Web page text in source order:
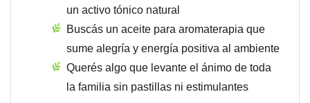
un activo tónico natural
Buscás un aceite para aromaterapia que
sume alegría y energía positiva al ambiente
Querés algo que levante el ánimo de toda
la familia sin pastillas ni estimulantes